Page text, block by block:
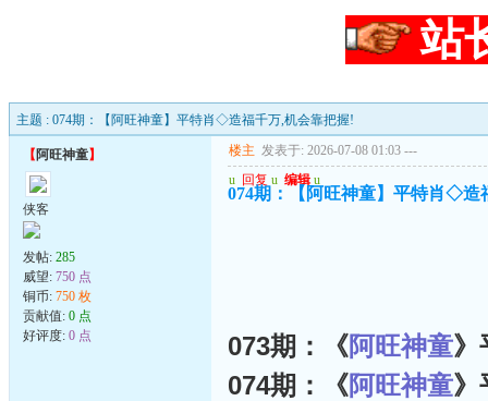
站
主题 : 074期：【阿旺神童】平特肖◇造福千万,机会靠把握!
【 阿旺神童】
侠客
发帖: 285
威望: 750 点
铜币: 750 枚
贡献值: 0 点
好评度: 0 点
楼主 发表于: 2026-07-08 01:03 ---
u 回复 u 编辑 u
074期：【阿旺神童】平特肖◇造
073期：《阿旺神童》
074期：《阿旺神童》